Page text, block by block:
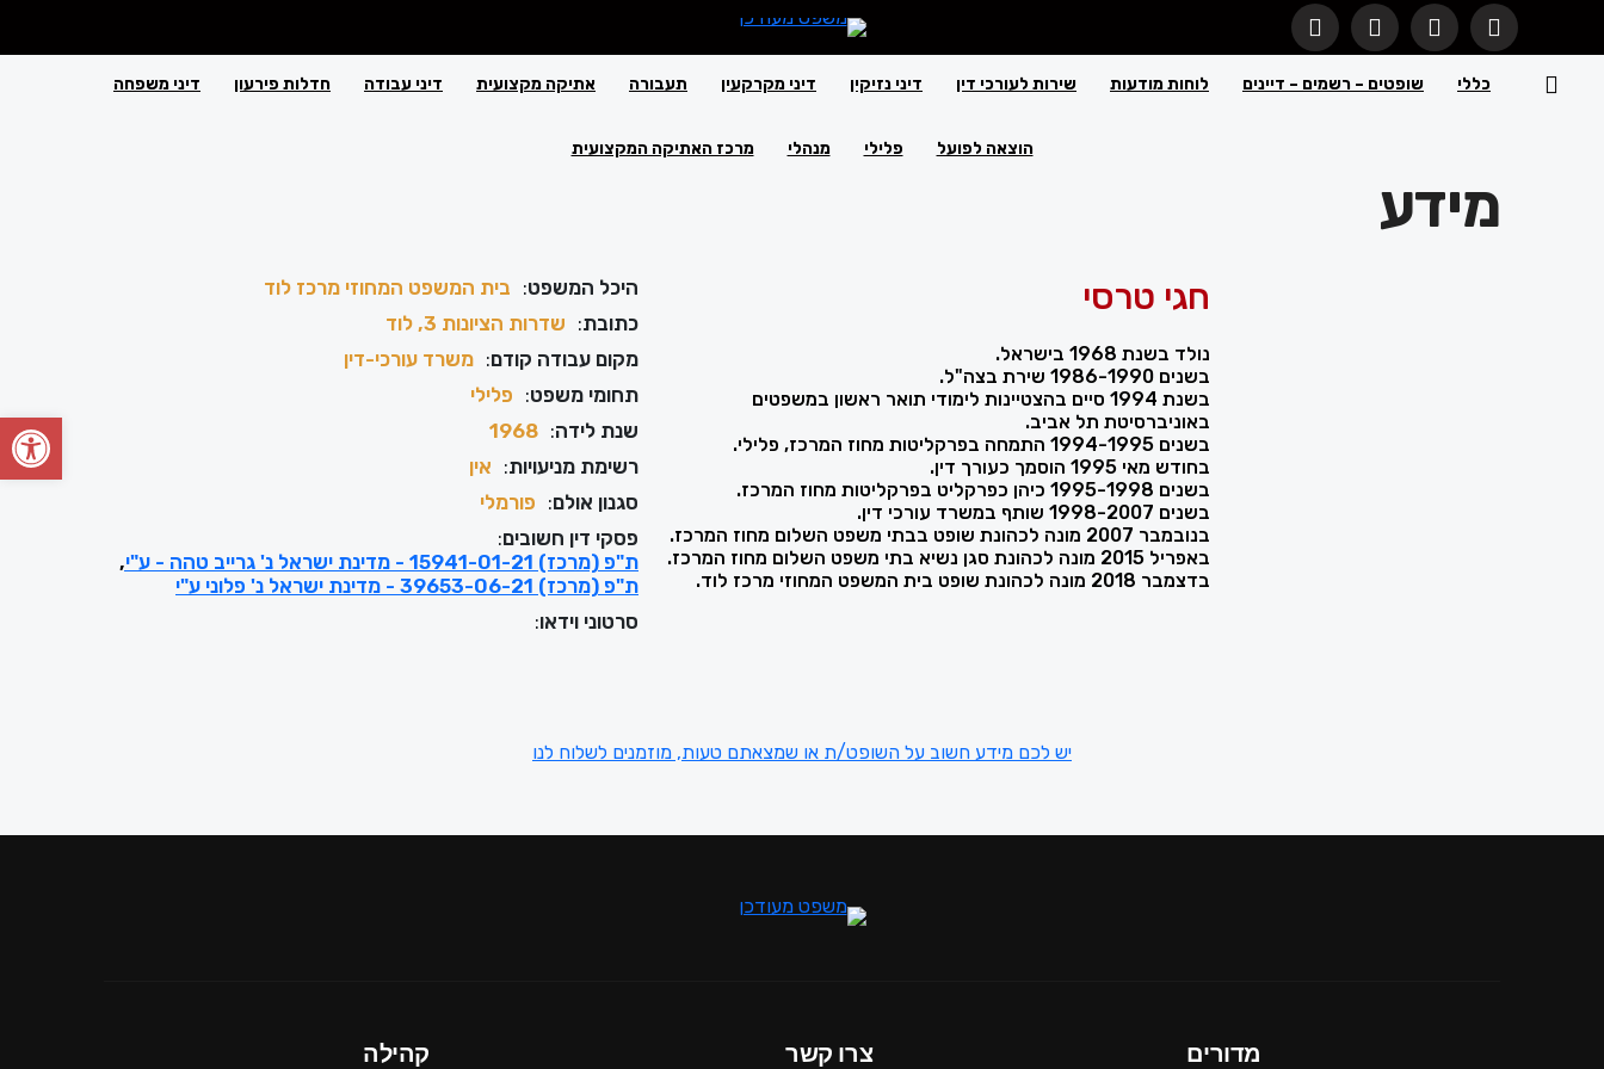
כללי שופטים – רשמים – דיינים לוחות מודעות שירות לעורכי דין דיני נזיקין דיני מקרקעין תעבורה אתיקה מקצועית דיני עבודה חדלות פירעון דיני משפחה
הוצאה לפועל פלילי מנהלי מרכז האתיקה המקצועית
מידע
חגי טרסי
נולד בשנת 1968 בישראל.
בשנים 1986-1990 שירת בצה"ל.
בשנת 1994 סיים בהצטיינות לימודי תואר ראשון במשפטים
באוניברסיטת תל אביב.
בשנים 1994-1995 התמחה בפרקליטות מחוז המרכז, פלילי.
בחודש מאי 1995 הוסמך כעורך דין.
בשנים 1995-1998 כיהן כפרקליט בפרקליטות מחוז המרכז.
בשנים 1998-2007 שותף במשרד עורכי דין.
בנובמבר 2007 מונה לכהונת שופט בבתי משפט השלום מחוז המרכז.
באפריל 2015 מונה לכהונת סגן נשיא בתי משפט השלום מחוז המרכז.
בדצמבר 2018 מונה לכהונת שופט בית המשפט המחוזי מרכז לוד.
היכל המשפט: בית המשפט המחוזי מרכז לוד
כתובת: שדרות הציונות 3, לוד
מקום עבודה קודם: משרד עורכי-דין
תחומי משפט: פלילי
שנת לידה:
1968
רשימת מניעויות: אין
סגנון אולם: פורמלי
פסקי דין חשובים:
ת"פ (מרכז) 15941-01-21 - מדינת ישראל נ' גרייב טהה - ע"י
ת"פ (מרכז) 39653-06-21 - מדינת ישראל נ' פלוני ע"י
סרטוני וידאו:
יש לכם מידע חשוב על השופט/ת או שמצאתם טעות, מוזמנים לשלוח לנו
מדורים צרו קשר קהילה
פתח